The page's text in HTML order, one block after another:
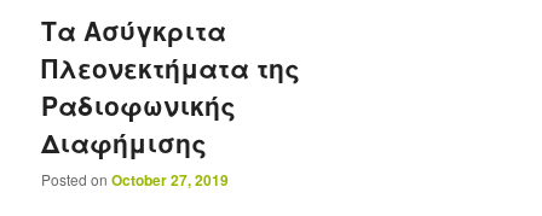
Τα Ασύγκριτα
Πλεονεκτήματα της
Ραδιοφωνικής
Διαφήμισης
Posted onOctober 27, 2019